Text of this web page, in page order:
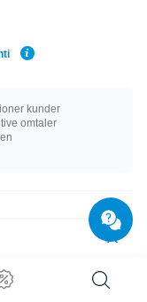
kunder
omtaler
artikkel som er akkurat